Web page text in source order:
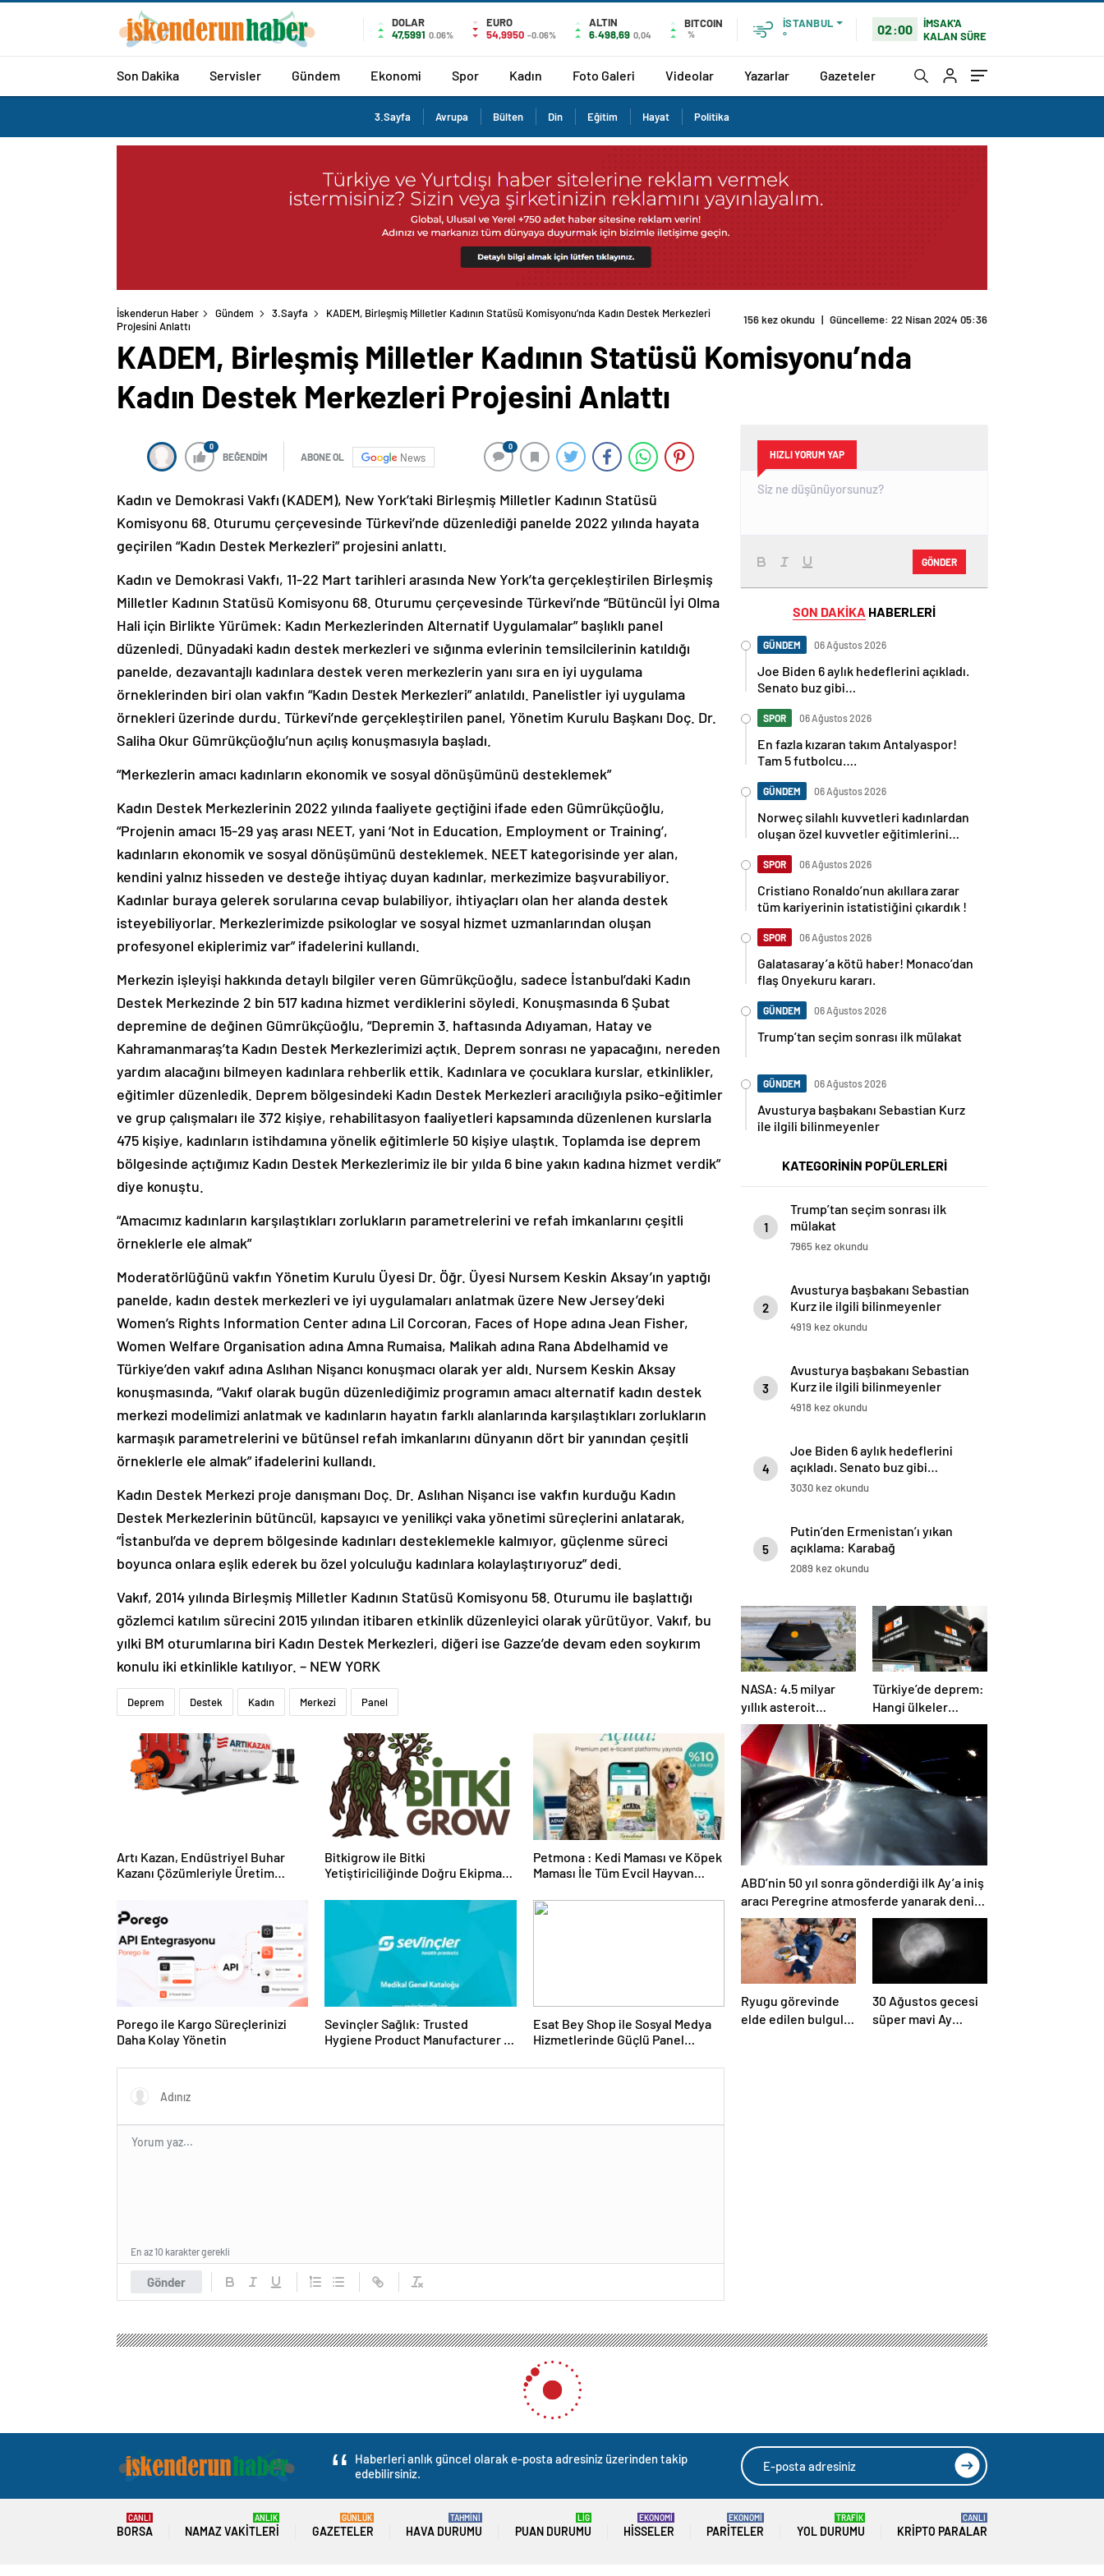
DOLAR
47,5991 0.06%
EURO
54,9950 -0.06%
ALTIN
6.498,69 0,04
BITCOIN
%
İSTANBUL
°
02:00
İMSAK'A
KALAN SÜRE
Son Dakika Servisler Gündem Ekonomi Spor Kadın Foto Galeri Videolar Yazarlar Gazeteler
3.Sayfa Avrupa Bülten Din Eğitim Hayat Politika
İskenderun Haber Gündem 3.Sayfa
KADEM, Birleşmiş Milletler Kadının Statüsü Komisyonu’nda Kadın Destek Merkezleri
Projesini Anlattı
156 kez okundu | Güncelleme: 22 Nisan 2024 05:36
KADEM, Birleşmiş Milletler Kadının Statüsü Komisyonu’nda
Kadın Destek Merkezleri Projesini Anlattı
0
BEĞENDİM ABONE OL News
0
Kadın ve Demokrasi Vakfı (KADEM), New York’taki Birleşmiş Milletler Kadının Statüsü
Komisyonu 68. Oturumu çerçevesinde Türkevi’nde düzenlediği panelde 2022 yılında hayata
geçirilen “Kadın Destek Merkezleri” projesini anlattı.
Kadın ve Demokrasi Vakfı, 11-22 Mart tarihleri arasında New York’ta gerçekleştirilen Birleşmiş
Milletler Kadının Statüsü Komisyonu 68. Oturumu çerçevesinde Türkevi’nde “Bütüncül İyi Olma
Hali için Birlikte Yürümek: Kadın Merkezlerinden Alternatif Uygulamalar” başlıklı panel
düzenledi. Dünyadaki kadın destek merkezleri ve sığınma evlerinin temsilcilerinin katıldığı
panelde, dezavantajlı kadınlara destek veren merkezlerin yanı sıra en iyi uygulama
örneklerinden biri olan vakfın “Kadın Destek Merkezleri” anlatıldı. Panelistler iyi uygulama
örnekleri üzerinde durdu. Türkevi’nde gerçekleştirilen panel, Yönetim Kurulu Başkanı Doç. Dr.
Saliha Okur Gümrükçüoğlu’nun açılış konuşmasıyla başladı.
“Merkezlerin amacı kadınların ekonomik ve sosyal dönüşümünü desteklemek”
Kadın Destek Merkezlerinin 2022 yılında faaliyete geçtiğini ifade eden Gümrükçüoğlu,
“Projenin amacı 15-29 yaş arası NEET, yani ‘Not in Education, Employment or Training’,
kadınların ekonomik ve sosyal dönüşümünü desteklemek. NEET kategorisinde yer alan,
kendini yalnız hisseden ve desteğe ihtiyaç duyan kadınlar, merkezimize başvurabiliyor.
Kadınlar buraya gelerek sorularına cevap bulabiliyor, ihtiyaçları olan her alanda destek
isteyebiliyorlar. Merkezlerimizde psikologlar ve sosyal hizmet uzmanlarından oluşan
profesyonel ekiplerimiz var” ifadelerini kullandı.
Merkezin işleyişi hakkında detaylı bilgiler veren Gümrükçüoğlu, sadece İstanbul’daki Kadın
Destek Merkezinde 2 bin 517 kadına hizmet verdiklerini söyledi. Konuşmasında 6 Şubat
depremine de değinen Gümrükçüoğlu, “Depremin 3. haftasında Adıyaman, Hatay ve
Kahramanmaraş’ta Kadın Destek Merkezlerimizi açtık. Deprem sonrası ne yapacağını, nereden
yardım alacağını bilmeyen kadınlara rehberlik ettik. Kadınlara ve çocuklara kurslar, etkinlikler,
eğitimler düzenledik. Deprem bölgesindeki Kadın Destek Merkezleri aracılığıyla psiko-eğitimler
ve grup çalışmaları ile 372 kişiye, rehabilitasyon faaliyetleri kapsamında düzenlenen kurslarla
475 kişiye, kadınların istihdamına yönelik eğitimlerle 50 kişiye ulaştık. Toplamda ise deprem
bölgesinde açtığımız Kadın Destek Merkezlerimiz ile bir yılda 6 bine yakın kadına hizmet verdik”
diye konuştu.
“Amacımız kadınların karşılaştıkları zorlukların parametrelerini ve refah imkanlarını çeşitli
örneklerle ele almak”
Moderatörlüğünü vakfın Yönetim Kurulu Üyesi Dr. Öğr. Üyesi Nursem Keskin Aksay’ın yaptığı
panelde, kadın destek merkezleri ve iyi uygulamaları anlatmak üzere New Jersey’deki
Women’s Rights Information Center adına Lil Corcoran, Faces of Hope adına Jean Fisher,
Women Welfare Organisation adına Amna Rumaisa, Malikah adına Rana Abdelhamid ve
Türkiye’den vakıf adına Aslıhan Nişancı konuşmacı olarak yer aldı. Nursem Keskin Aksay
konuşmasında, “Vakıf olarak bugün düzenlediğimiz programın amacı alternatif kadın destek
merkezi modelimizi anlatmak ve kadınların hayatın farklı alanlarında karşılaştıkları zorlukların
karmaşık parametrelerini ve bütünsel refah imkanlarını dünyanın dört bir yanından çeşitli
örneklerle ele almak” ifadelerini kullandı.
Kadın Destek Merkezi proje danışmanı Doç. Dr. Aslıhan Nişancı ise vakfın kurduğu Kadın
Destek Merkezlerinin bütüncül, kapsayıcı ve yenilikçi vaka yönetimi süreçlerini anlatarak,
“İstanbul’da ve deprem bölgesinde kadınları desteklemekle kalmıyor, güçlenme süreci
boyunca onlara eşlik ederek bu özel yolculuğu kadınlara kolaylaştırıyoruz” dedi.
Vakıf, 2014 yılında Birleşmiş Milletler Kadının Statüsü Komisyonu 58. Oturumu ile başlattığı
gözlemci katılım sürecini 2015 yılından itibaren etkinlik düzenleyici olarak yürütüyor. Vakıf, bu
yılki BM oturumlarına biri Kadın Destek Merkezleri, diğeri ise Gazze’de devam eden soykırım
konulu iki etkinlikle katılıyor. – NEW YORK
Deprem Destek Kadın Merkezi Panel
Artı Kazan, Endüstriyel Buhar
Kazanı Çözümleriyle Üretim
Bitkigrow ile Bitki
Yetiştiriciliğinde Doğru Ekipman
Petmona : Kedi Maması ve Köpek
Maması İle Tüm Evcil Hayvan
Porego ile Kargo Süreçlerinizi
Daha Kolay Yönetin
Sevinçler Sağlık: Trusted
Hygiene Product Manufacturer in
Esat Bey Shop ile Sosyal Medya
Hizmetlerinde Güçlü Panel
Gönder
En az 10 karakter gerekli
HIZLI YORUM YAP
GÖNDER
SON DAKİKA HABERLERİ
GÜNDEM 06 Ağustos 2026
Joe Biden 6 aylık hedeflerini açıkladı.
Senato buz gibi…
SPOR 06 Ağustos 2026
En fazla kızaran takım Antalyaspor!
Tam 5 futbolcu….
GÜNDEM 06 Ağustos 2026
Norweç silahlı kuvvetleri kadınlardan
oluşan özel kuvvetler eğitimlerini
SPOR 06 Ağustos 2026
Cristiano Ronaldo’nun akıllara zarar
tüm kariyerinin istatistiğini çıkardık !
SPOR 06 Ağustos 2026
Galatasaray’a kötü haber! Monaco’dan
flaş Onyekuru kararı.
GÜNDEM 06 Ağustos 2026
Trump’tan seçim sonrası ilk mülakat
GÜNDEM 06 Ağustos 2026
Avusturya başbakanı Sebastian Kurz
ile ilgili bilinmeyenler
KATEGORİNİN POPÜLERLERİ
1
Trump’tan seçim sonrası ilk
mülakat
7965 kez okundu
2
Avusturya başbakanı Sebastian
Kurz ile ilgili bilinmeyenler
4919 kez okundu
3
Avusturya başbakanı Sebastian
Kurz ile ilgili bilinmeyenler
4918 kez okundu
4
Joe Biden 6 aylık hedeflerini
açıkladı. Senato buz gibi…
3030 kez okundu
5
Putin’den Ermenistan’ı yıkan
açıklama: Karabağ
Azerbaycan’ın ayrılmaz bir
2089 kez okundu
NASA: 4.5 milyar
yıllık asteroit
örnekleri Dünya’ya
getirildi; yaşamın
başlangıcına ışık
tutabilir
Türkiye’de deprem:
Hangi ülkeler
yardım ediyor?
ABD’nin 50 yıl sonra gönderdiği ilk Ay’a iniş
aracı Peregrine atmosferde yanarak denize
düştü
Ryugu görevinde
elde edilen bulgular
30 Ağustos gecesi
süper mavi Ay
Haberleri anlık güncel olarak e-posta adresiniz üzerinden takip
edebilirsiniz.
BORSA
CANLI
NAMAZ VAKITLERI
ANLIK
GAZETELER
GÜNLÜK
HAVA DURUMU
TAHMİNİ
PUAN DURUMU
LİG
HISSELER
EKONOMİ
PARITELER
EKONOMİ
YOL DURUMU
TRAFİK
KRIPTO PARALAR
CANLI